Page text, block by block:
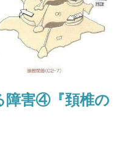
障害④『頚椎の